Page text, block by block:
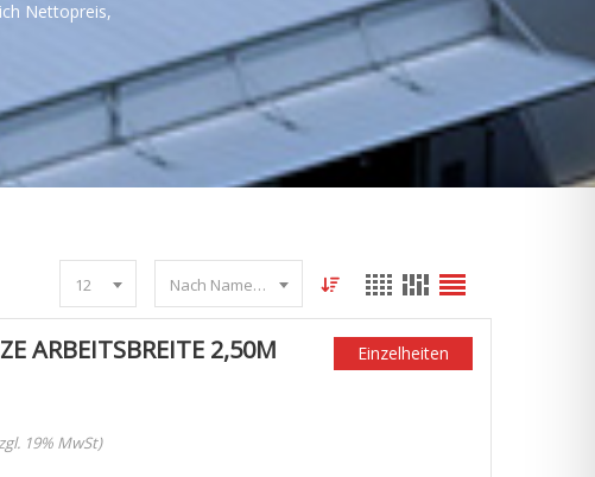
Nettopreis,
12 Nach Name sortieren
ARBEITSBREITE 2,50M
19% MwSt)
Einzelheiten